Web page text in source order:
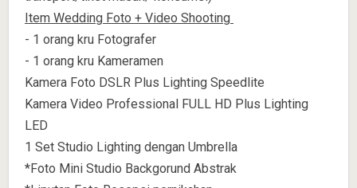
Item Wedding Foto + Video Shooting
- 1 orang kru Fotografer
- 1 orang kru Kameramen
Kamera Foto DSLR Plus Lighting Speedlite
Kamera Video Professional FULL HD Plus Lighting
LED
1 Set Studio Lighting dengan Umbrella
*Foto Mini Studio Backgorund Abstrak